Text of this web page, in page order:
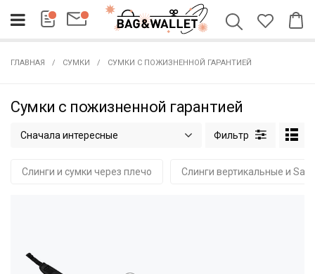
ГЛАВНАЯ СУМКИ СУМКИ С ПОЖИЗНЕННОЙ ГАРАНТИЕЙ
Сумки с пожизненной гарантией
Сначала интересные
Слинги и сумки через плечо Слинги вертикальные и